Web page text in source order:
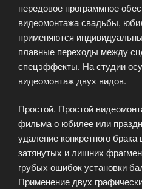
передовое программное
видеомонтажа свадьбы,
применяются
плавные переходы между
спецэффекты. На студии
видеомонтаж двух видов.
Простой. Простой
фильма о юбилее или
удаление конкретного
затянутых и лишних
грубых ошибок установки
Применение двух